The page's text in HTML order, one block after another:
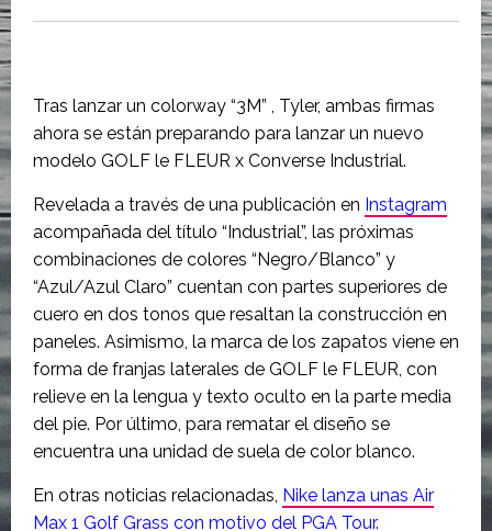
Tras lanzar un colorway “3M” , Tyler, ambas firmas
ahora se están preparando para lanzar un nuevo
modelo GOLF le FLEUR x Converse Industrial.
Revelada a través de una publicación en Instagram
acompañada del título “Industrial”, las próximas
combinaciones de colores “Negro/Blanco” y
“Azul/Azul Claro” cuentan con partes superiores de
cuero en dos tonos que resaltan la construcción en
paneles. Asimismo, la marca de los zapatos viene en
forma de franjas laterales de GOLF le FLEUR, con
relieve en la lengua y texto oculto en la parte media
del pie. Por último, para rematar el diseño se
encuentra una unidad de suela de color blanco.
En otras noticias relacionadas, Nike lanza unas Air
Max 1 Golf Grass con motivo del PGA Tour.